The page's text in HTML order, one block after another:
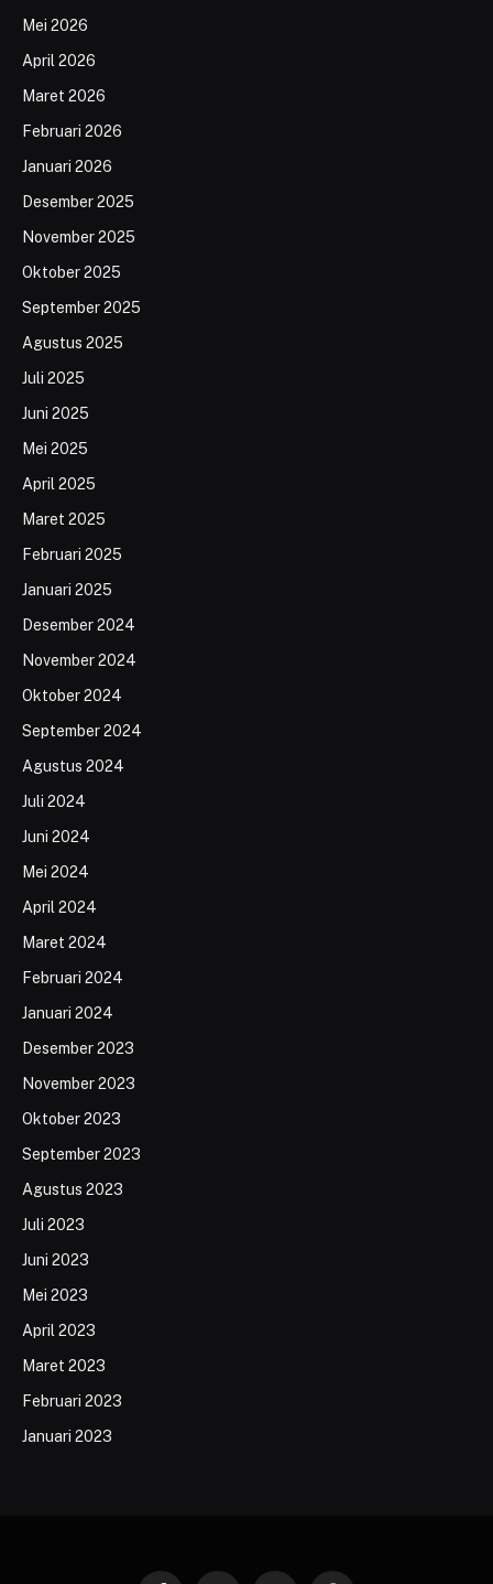
Mei 2026
April 2026
Maret 2026
Februari 2026
Januari 2026
Desember 2025
November 2025
Oktober 2025
September 2025
Agustus 2025
Juli 2025
Juni 2025
Mei 2025
April 2025
Maret 2025
Februari 2025
Januari 2025
Desember 2024
November 2024
Oktober 2024
September 2024
Agustus 2024
Juli 2024
Juni 2024
Mei 2024
April 2024
Maret 2024
Februari 2024
Januari 2024
Desember 2023
November 2023
Oktober 2023
September 2023
Agustus 2023
Juli 2023
Juni 2023
Mei 2023
April 2023
Maret 2023
Februari 2023
Januari 2023